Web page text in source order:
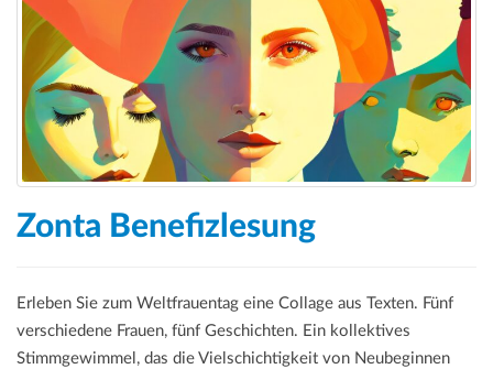
a
t
o
n
Zonta Benefizlesung
Erleben Sie zum Weltfrauentag eine Collage aus Texten. Fünf
verschiedene Frauen, fünf Geschichten. Ein kollektives
Stimmgewimmel, das die Vielschichtigkeit von Neubeginnen